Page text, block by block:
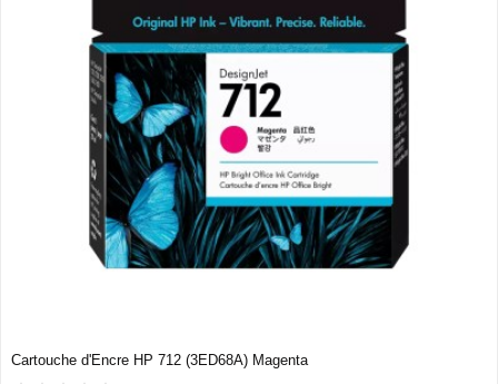
Cartouche d'Encre HP 712 (3ED68A) Magenta